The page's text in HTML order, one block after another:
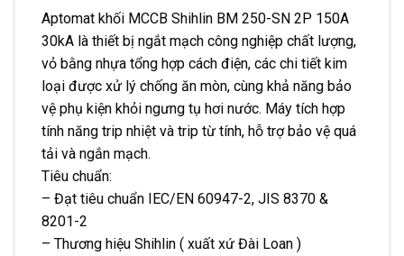
Aptomat khối MCCB Shihlin BM 250-SN 2P 150A
30kA là thiết bị ngắt mạch công nghiệp chất lượng,
vỏ bằng nhựa tổng hợp cách điện, các chi tiết kim
loại được xử lý chống ăn mòn, cùng khả năng bảo
vệ phụ kiện khỏi ngưng tụ hơi nước. Máy tích hợp
tính năng trip nhiệt và trip từ tính, hỗ trợ bảo vệ quá
tải và ngắn mạch.
Tiêu chuẩn:
– Đạt tiêu chuẩn IEC/EN 60947-2, JIS 8370 &
8201-2
– Thương hiệu Shihlin ( xuất xứ Đài Loan )